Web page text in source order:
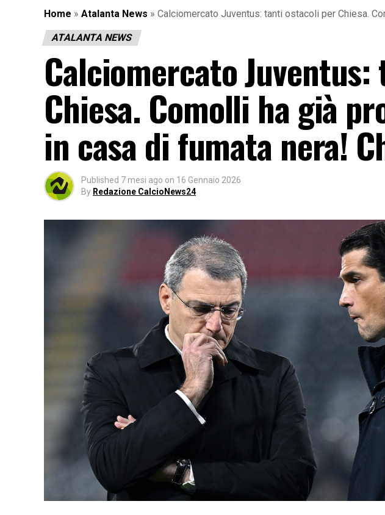
Home » Atalanta News » Calciomercato Juventus: tanti ostacoli per Chiesa.
ATALANTA NEWS
Calciomercato
Chiesa. Comolli ha già
in casa di fumata nera!
Published 7 mesi ago on 16 Gennaio 2026
By Redazione CalcioNews24